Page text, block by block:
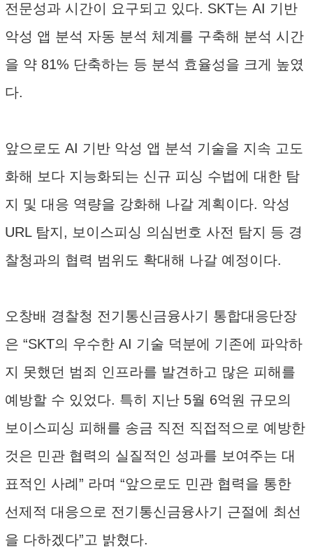
전문성과 시간이 요구되고 있다. SKT는 AI 기반
악성 앱 분석 자동 분석 체계를 구축해 분석 시간
을 약 81% 단축하는 등 분석 효율성을 크게 높였
다.
앞으로도 AI 기반 악성 앱 분석 기술을 지속 고도
화해 보다 지능화되는 신규 피싱 수법에 대한 탐
지 및 대응 역량을 강화해 나갈 계획이다. 악성
URL 탐지, 보이스피싱 의심번호 사전 탐지 등 경
찰청과의 협력 범위도 확대해 나갈 예정이다.
오창배 경찰청 전기통신금융사기 통합대응단장
은 “SKT의 우수한 AI 기술 덕분에 기존에 파악하
지 못했던 범죄 인프라를 발견하고 많은 피해를
예방할 수 있었다. 특히 지난 5월 6억원 규모의
보이스피싱 피해를 송금 직전 직접적으로 예방한
것은 민관 협력의 실질적인 성과를 보여주는 대
표적인 사례” 라며 “앞으로도 민관 협력을 통한
선제적 대응으로 전기통신금융사기 근절에 최선
을 다하겠다”고 밝혔다.